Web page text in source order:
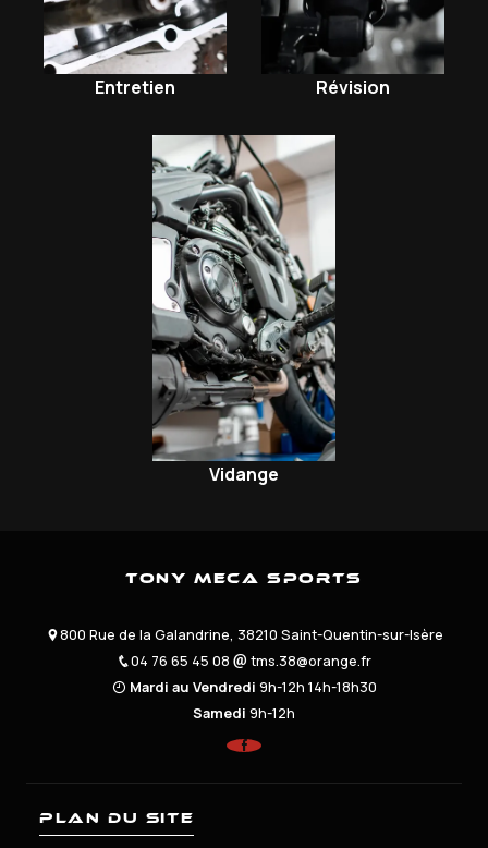
Entretien Révision
Vidange
Tony Meca Sports
800 Rue de la Galandrine, 38210 Saint-Quentin-sur-Isère
04 76 65 45 08
tms.38@orange.fr
Mardi au Vendredi 9h-12h 14h-18h30
Samedi 9h-12h
Plan du site